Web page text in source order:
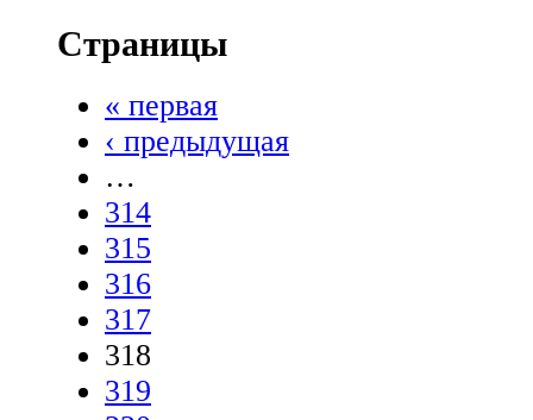
Страницы
« первая
‹ предыдущая
…
314
315
316
317
318
319